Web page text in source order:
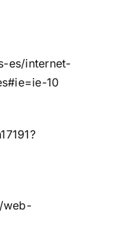
es/internet-
10
web-